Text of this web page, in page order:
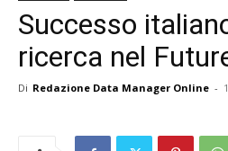
Successo
ricerca nel
Di Redazione Data Manager Online -